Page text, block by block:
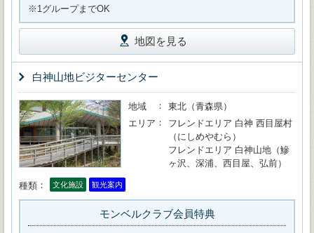
※1グループまでOK
地図を見る
白神山地ビジターセンター
地域
東北（青森県）
エリア
フレンドエリア 白神 西目屋村
（にしめやむら）
フレンドエリア 白神山地（鰺
ヶ沢、深浦、西目屋、弘前）
種類 文化施設 観光案内
モンベルクラブ会員特典